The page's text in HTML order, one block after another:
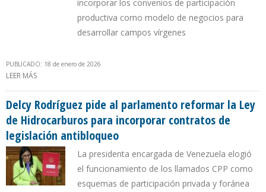
incorporar los convenios de participación
productiva como modelo de negocios para
desarrollar campos vírgenes
PUBLICADO: 18 de enero de 2026
LEER MÁS
EXPORTAR GLP
Delcy Rodríguez pide al parlamento reformar la Ley
de Hidrocarburos para incorporar contratos de
legislación antibloqueo
La presidenta encargada de Venezuela elogió
el funcionamiento de los llamados CPP como
esquemas de participación privada y foránea